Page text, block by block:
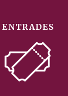
ENTRADES